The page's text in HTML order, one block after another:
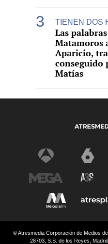
TIENEN DOS
Las
Matamoros
Aparicio,
conseguido
Matías
© Atresmedia Corporación de Medios
28703, S.S. de los Reyes,